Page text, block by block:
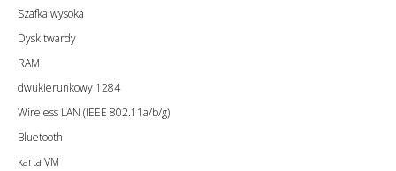
Szafka wysoka
Dysk twardy
RAM
dwukierunkowy 1284
Wireless LAN (IEEE 802.11a/b/g)
Bluetooth
karta VM